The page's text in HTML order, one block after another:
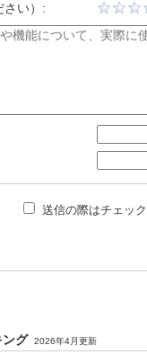
さい）:
送信の際はチェッ
ング 2026年4月更新